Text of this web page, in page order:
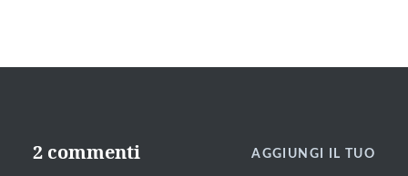
2 commenti AGGIUNGI IL TUO